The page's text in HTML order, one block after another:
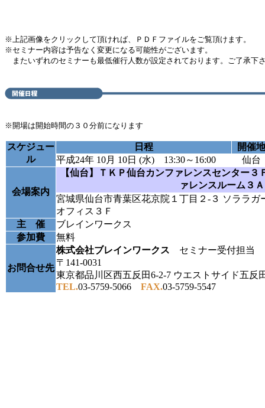
※上記画像をクリックして頂ければ、ＰＤＦファイルをご覧頂けます。
※セミナー内容は予告なく変更になる可能性がございます。
またいずれのセミナーも最低催行人数が設定されております。ご了承下
※開場は開始時間の３０分前になります
スケジュー
ル
日程
開催地
平成24年 10月 10日 (水) 13:30～16:00
仙台
会場案内
【仙台】ＴＫＰ仙台カンファレンスセンター
ァレンスルーム３Ａ
宮城県仙台市青葉区花京院１丁目２-３ ソララガ
オフィス３Ｆ
主 催
ブレインワークス
参加費
無料
お問合せ先
株式会社ブレインワークス セミナー受付担当
〒141-0031
東京都品川区西五反田6-2-7 ウエストサイド五反
TEL.03-5759-5066FAX.03-5759-5547